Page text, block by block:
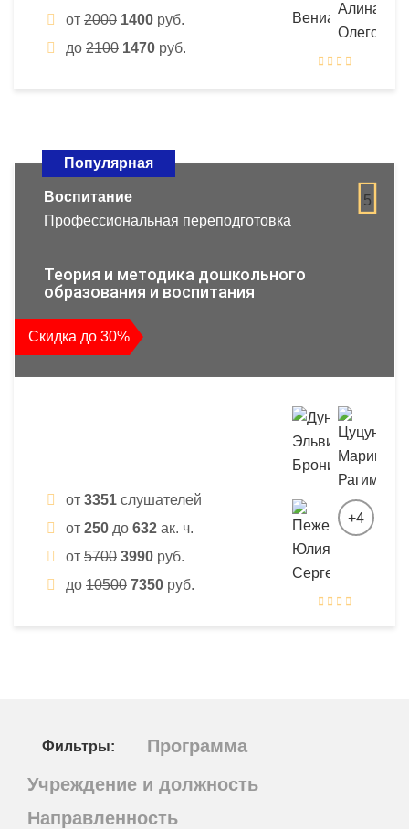
от 2000 1400 руб.
до 2100 1470 руб.
Популярная
5
Воспитание
Профессиональная переподготовка
Теория и методика дошкольного
образования и воспитания
Скидка до 30%
от 3351 слушателей
от 250 до 632 ак. ч.
от 5700 3990 руб.
до 10500 7350 руб.
+4
Фильтры:
Программа
Учреждение и должность
Направленность